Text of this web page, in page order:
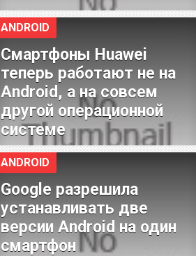
ANDROID
Смартфоны Huawei
теперь работают не на
Android, а на совсем
другой операционной
системе
ANDROID
Google разрешила
устанавливать две
версии Android на один
смартфон